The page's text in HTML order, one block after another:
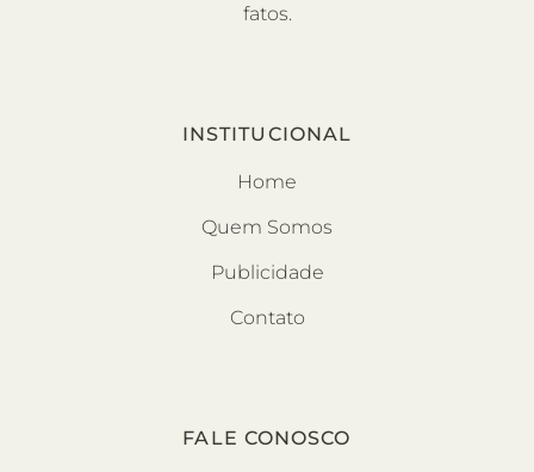
fatos.
INSTITUCIONAL
Home
Quem Somos
Publicidade
Contato
FALE CONOSCO